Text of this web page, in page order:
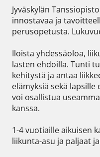
Jyväskylän
innostavaa ja
perusopetusta.
Iloista yhdessäoloa,
lasten ehdoilla. Tunti
kehitystä ja antaa
elämyksiä sekä
voi osallistua
kanssa.
1-4 vuotiaille aikuisen
liikunta-asu ja paljaat